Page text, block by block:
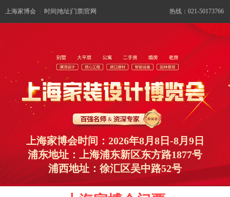
上海家博会 时间|地址|门票|官网 热线：021-50173766
上海家博会时间：2026年8月8日-8月9日
浦东地址：上海浦东新区东方路1877号
浦西地址：徐汇区吴中路52号